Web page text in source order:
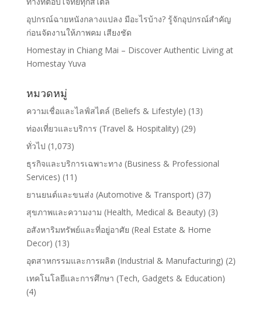
อุปกรณ์ฉายหนังกลางแปลง มีอะไรบ้าง? รู้จักอุปกรณ์สำคัญ
ก่อนจัดงานให้ภาพคม เสียงชัด
Homestay in Chiang Mai – Discover Authentic Living at
Homestay Yuva
หมวดหมู่
ความเชื่อและไลฟ์สไตล์ (Beliefs & Lifestyle) (13)
ท่องเที่ยวและบริการ (Travel & Hospitality) (29)
ทั่วไป (1,073)
ธุรกิจและบริการเฉพาะทาง (Business & Professional
Services) (11)
ยานยนต์และขนส่ง (Automotive & Transport) (37)
สุขภาพและความงาม (Health, Medical & Beauty) (3)
อสังหาริมทรัพย์และที่อยู่อาศัย (Real Estate & Home
Decor) (13)
อุตสาหกรรมและการผลิต (Industrial & Manufacturing) (2)
เทคโนโลยีและการศึกษา (Tech, Gadgets & Education)
(4)